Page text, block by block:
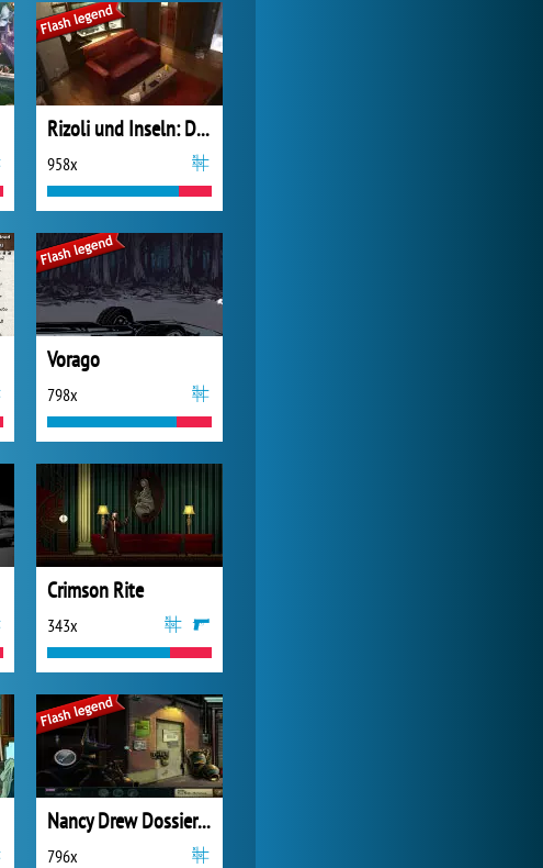
Rizoli und Inseln: Die Master Piece Murders
958x
Vorago
798x
Crimson Rite
343x
Nancy Drew Dossier: Lights, Camera, Fluch!
796x
Zoo 2: Animal Park